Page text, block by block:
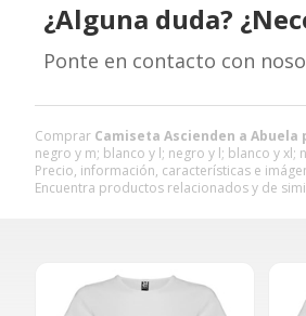
Comprar Camiseta Ascienden a
negro y m; blanco y l; negro y l; blanco y xl;
Precio, información, características e
Encuentra productos relacionados y de
¿Alguna duda?
Ponte en contacto con